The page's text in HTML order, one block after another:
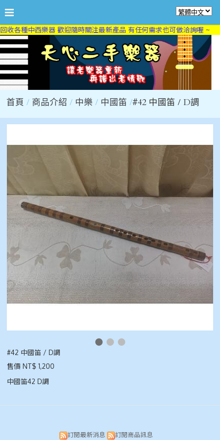
各種中西樂器 歡迎隨時關注最新產品 有任何需求也可做洽詢喔 ~
首頁 商品介紹 中樂 中國笛 #42 中國笛 / D調
#42 中國笛 / D調
售價 NT$ 1,200
中國笛42 D調
訂閱最新消息 訂閱商品訊息